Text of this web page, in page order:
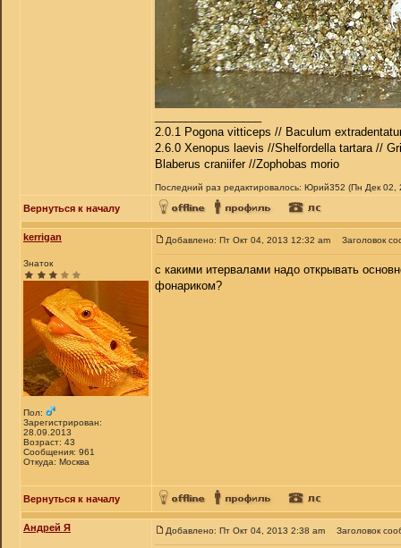
2.0.1 Pogona vitticeps // Baculum
2.6.0 Xenopus laevis //Shelfordella tartara //
Blaberus craniifer //Zophobas morio
Последний раз редактировалось: Юрий352 (Пн Дек 02,
Вернуться к началу
kerrigan
Знаток
Пол:
Зарегистрирован:
28.09.2013
Возраст: 43
Сообщения: 961
Откуда: Москва
Добавлено: Пт Окт 04, 2013 12:32 am Заголовок
с какими итервалами надо открывать
фонариком?
Вернуться к началу
Андрей Я Добавлено: Пт Окт 04, 2013 2:38 am Заголовок